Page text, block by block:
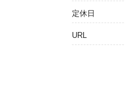
定休日
URL